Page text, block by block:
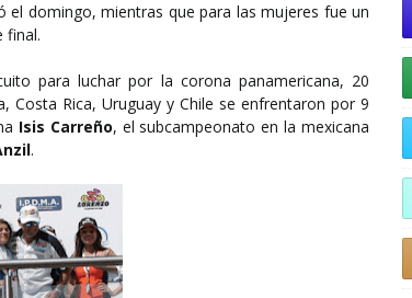
el domingo, mientras que para las mujeres fue un
final.
para luchar por la corona panamericana, 20
Costa Rica, Uruguay y Chile se enfrentaron por 9
Isis Carreño, el subcampeonato en la mexicana
.